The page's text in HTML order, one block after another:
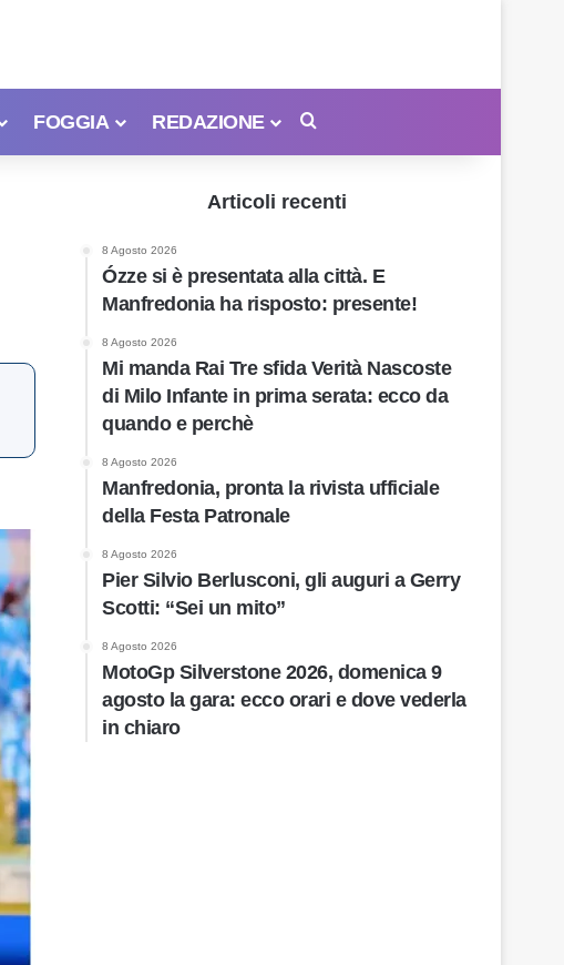
FOGGIA REDAZIONE
Articoli recenti
8 Agosto 2026
Ózze si è presentata alla città. E
Manfredonia ha risposto: presente!
8 Agosto 2026
Mi manda Rai Tre sfida Verità Nascoste
di Milo Infante in prima serata: ecco da
quando e perchè
8 Agosto 2026
Manfredonia, pronta la rivista ufficiale
della Festa Patronale
8 Agosto 2026
Pier Silvio Berlusconi, gli auguri a Gerry
Scotti: “Sei un mito”
8 Agosto 2026
MotoGp Silverstone 2026, domenica 9
agosto la gara: ecco orari e dove vederla
in chiaro